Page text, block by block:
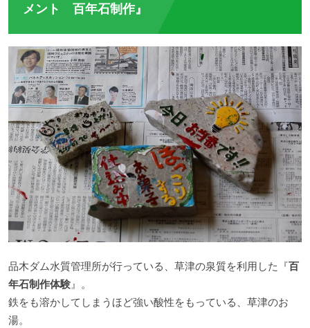
メント 百年石制作』
品木ダム水質管理所が行っている、草津の泉質を利用した『百
年石制作体験』。
鉄をも溶かしてしまうほど強い酸性をもっている、草津のお
湯。